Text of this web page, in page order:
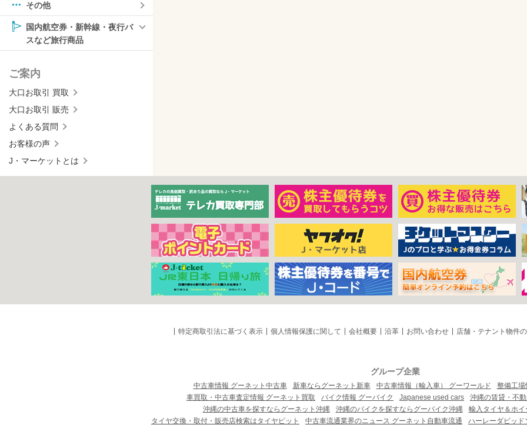
その他
国内航空券・新幹線・夜行バ
スなど旅行商品
ご案内
大口お取引 買取
大口お取引 販売
よくある質問
お客様の声
J・マーケットとは
特定商取引法に基づく表示 個人情報保護に関して 会社概要 沿革 お問い合わせ 店舗・テナント物件
グループ企業
中古車情報 グーネット中古車 新車ならグーネット新車 中古車情報（輸入車） グーワールド
整備工場
車買取・中古車査定情報 グーネット買取
バイク情報 グーバイク Japanese used cars
沖縄の賃貸・不
沖縄の中古車を探すならグーネット沖縄
沖縄のバイクを探すならグーバイク沖縄
輸入タイヤ＆ホ
タイヤ交換・取付・販売店検索はタイヤピット
中古車流通業界のニュース グーネット自動車流通 ハーレーダビッ